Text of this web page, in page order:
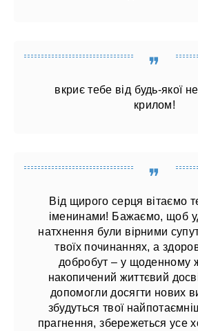
вкриє тебе від будь-якої
крилом!
Від щирого серця вітаємо
іменинами! Бажаємо, щоб
натхнення були вірними
твоїх починаннях, а
добробут – у щоденному
накопичений життєвий
допомогли досягти нових
збудуться твої
прагнення, збережеться усе